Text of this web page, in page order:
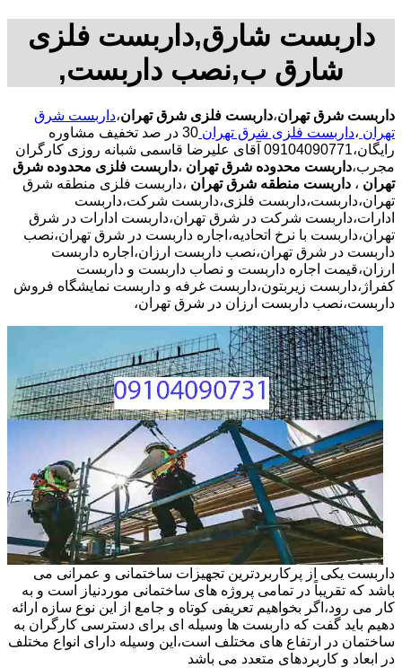
داربست شارق,داربست فلزی
شارق ب,نصب داربست,
داربست شرق تهران،داربست فلزی شرق تهران،داربست شرق
تهران ،داربست فلزی شرق تهران
30 در صد تخفیف مشاوره
رایگان،09104090771 آقای علیرضا قاسمی شبانه روزی کارگران
مجرب،داربست محدوده شرق تهران ،داربست فلزی محدوده شرق
تهران ، داربست منطقه شرق تهران ،داربست فلزی منطقه شرق
تهران،داربست،داربست فلزی،داربست شرکت،داربست
ادارات،داربست شرکت در شرق تهران،داربست ادارات در شرق
تهران،داربست با نرخ اتحادیه،اجاره داربست در شرق تهران،نصب
داربست در شرق تهران،نصب داربست ارزان،اجاره داربست
ارزان،قیمت اجاره داربست و نصاب داربست و داربست
کفراژ،داربست زیربتون،داربست غرفه و داربست نمایشگاه فروش
داربست،نصب داربست ارزان در شرق تهران،
داربست یکی از پرکاربردترین تجهیزات ساختمانی و عمرانی می
باشد که تقریباً در تمامی پروژه های ساختمانی موردنیاز است و به
کار می رود،اگر بخواهیم تعریفی کوتاه و جامع از این نوع سازه ارائه
دهیم باید گفت که داربست ها وسیله ای برای دسترسی کارگران به
ساختمان در ارتفاع های مختلف است،این وسیله دارای انواع مختلف
در ابعاد و کاربردهای متعدد می باشد